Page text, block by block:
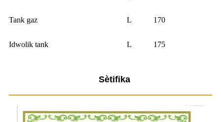
Tank gaz L 170
Idwolik tank L 175
Sètifika